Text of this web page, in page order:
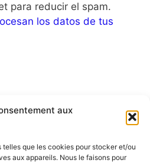
aux
que les cookies pour stocker et/ou
aux appareils. Nous le faisons pour
para reducir el spam.
los datos de tus